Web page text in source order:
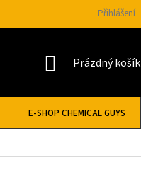
Přihlášení
NÁKUPNÍ
Prázdný košík
E-SHOP CHEMICAL GUYS